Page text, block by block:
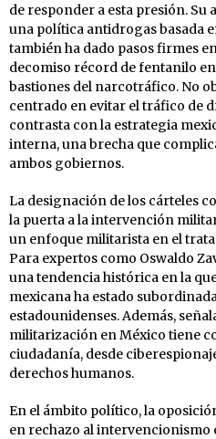
de responder a esta presión.
una política antidrogas basada
también ha dado pasos firmes
decomiso récord de fentanilo
bastiones del narcotráfico. No
centrado en evitar el tráfico de
contrasta con la estrategia
interna, una brecha que
ambos gobiernos.
La designación de los cárteles
la puerta a la intervención
un enfoque militarista en el
Para expertos como Oswaldo
una tendencia histórica en la
mexicana ha estado
estadounidenses. Además,
militarización en México tiene
ciudadanía, desde
derechos humanos.
En el ámbito político, la
en rechazo al